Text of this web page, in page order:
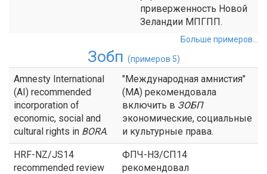
приверженность Новой
Зеландии МПГПП.
Больше примеров...
Зобп (примеров 5)
Amnesty International
(AI) recommended
incorporation of
economic, social and
cultural rights in BORA.
"Международная амнистия"
(МА) рекомендовала
включить в ЗОБП
экономические, социальные
и культурные права.
HRF-NZ/JS14
recommended review
ФПЧ-НЗ/СП14
рекомендовал